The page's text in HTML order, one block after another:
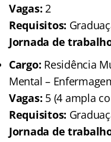
Vagas: 2
Requisitos:
Jornada de
Cargo: Residência
Mental –
Vagas: 5 (4 ampla
Requisitos:
Jornada de